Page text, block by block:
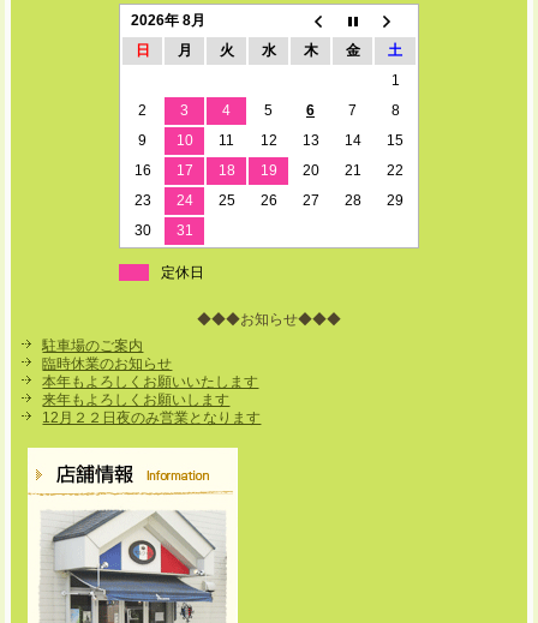
2026年 8月
日
月 火 水 木 金
土
1
2
3 4 5 6 7
8
9
10 11 12 13 14
15
16
17 18 19 20 21
22
23
24 25 26 27 28
29
30
31
定休日
◆◆◆お知らせ◆◆◆
駐車場のご案内
臨時休業のお知らせ
本年もよろしくお願いいたします
来年もよろしくお願いします
12月２２日夜のみ営業となります